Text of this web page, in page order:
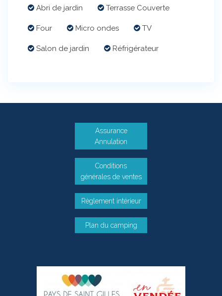
Abri de jardin Terrasse Couverte
Four Micro ondes TV
Salon de jardin Réfrigérateur
Assurance
Annulation
Conditions
générales de ventes
Règlement intérieur
Plan du camping